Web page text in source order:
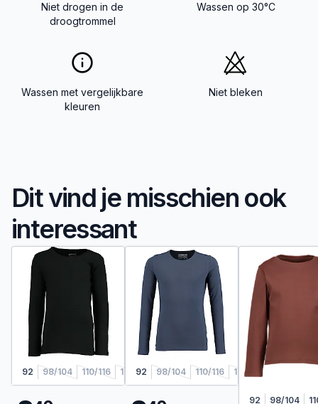
Niet drogen in de
droogtrommel
Wassen op 30°C
Wassen met vergelijkbare
kleuren
Niet bleken
Dit vind je misschien ook
interessant
92 98/104 110/116 122/128
92 98/104 110/116 122/128
92 98/104